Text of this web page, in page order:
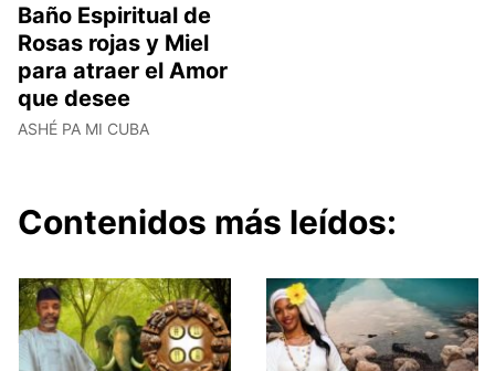
Baño Espiritual de
Rosas rojas y Miel
para atraer el Amor
que desee
ASHÉ PA MI CUBA
Contenidos más leídos: